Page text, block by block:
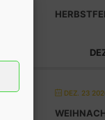
DEZ. 23